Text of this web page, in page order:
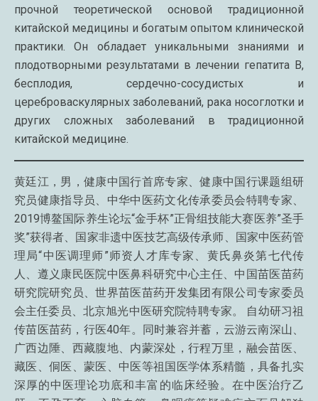
прочной теоретической основой традиционной
китайской медицины и богатым опытом клинической
практики. Он обладает уникальными знаниями и
плодотворными результатами в лечении гепатита В,
бесплодия, сердечно-сосудистых и
цереброваскулярных заболеваний, рака носоглотки и
других сложных заболеваний в традиционной
китайской медицине.
黄廷江，男，健康中国行首席专家、健康中国行课题组研
究员健康指导员、中华中医药文化传承委员会特聘专家、
2019博鳌国际养生论坛“金手杯”正骨组技能大赛医养”圣手
奖”获得者、国家非遗中医技艺高级传承师、国家中医药管
理局“中医调理师”师资人才库专家、黄氏鼻炎第七代传
人、遵义康民医院中医鼻科研究中心主任、中国苗医苗药
研究院研究员、世界苗医苗药开发集团有限公司专家委员
会主任委员、北京旭光中医研究院特聘专家。 自幼研习祖
传苗医苗药，行医40年。同时兼容并蓄，云游云南深山、
广西边陲、西藏腹地、内蒙深处，行程万里，融会苗医、
藏医、侗医、蒙医、中医等祖国医学体系精髓，具备扎实
深厚的中医理论功底和丰富的临床经验。在中医治疗乙